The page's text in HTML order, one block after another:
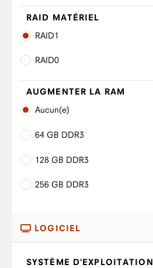
RAID MATÉRIEL
RAID1
RAID0
AUGMENTER LA RAM
Aucun(e)
64 GB DDR3
128 GB DDR3
256 GB DDR3
LOGICIEL
SYSTÈME D'EXPLOITATION